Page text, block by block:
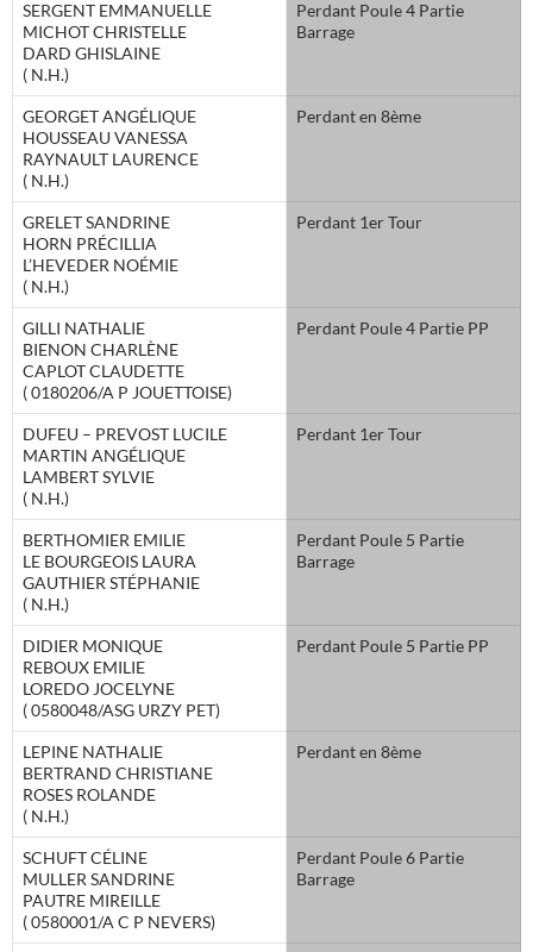
SERGENT EMMANUELLE
MICHOT CHRISTELLE
DARD GHISLAINE
( N.H.)
Perdant Poule 4 Partie
Barrage
GEORGET ANGÉLIQUE
HOUSSEAU VANESSA
RAYNAULT LAURENCE
( N.H.)
Perdant en 8ème
GRELET SANDRINE
HORN PRÉCILLIA
L’HEVEDER NOÉMIE
( N.H.)
Perdant 1er Tour
GILLI NATHALIE
BIENON CHARLÈNE
CAPLOT CLAUDETTE
( 0180206/A P JOUETTOISE)
Perdant Poule 4 Partie PP
DUFEU – PREVOST LUCILE
MARTIN ANGÉLIQUE
LAMBERT SYLVIE
( N.H.)
Perdant 1er Tour
BERTHOMIER EMILIE
LE BOURGEOIS LAURA
GAUTHIER STÉPHANIE
( N.H.)
Perdant Poule 5 Partie
Barrage
DIDIER MONIQUE
REBOUX EMILIE
LOREDO JOCELYNE
( 0580048/ASG URZY PET)
Perdant Poule 5 Partie PP
LEPINE NATHALIE
BERTRAND CHRISTIANE
ROSES ROLANDE
( N.H.)
Perdant en 8ème
SCHUFT CÉLINE
MULLER SANDRINE
PAUTRE MIREILLE
( 0580001/A C P NEVERS)
Perdant Poule 6 Partie
Barrage